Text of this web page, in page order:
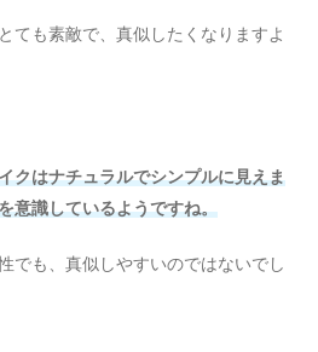
ても素敵で、真似したくなりますよ
クはナチュラルでシンプルに見えま
意識しているようですね。
でも、真似しやすいのではないでし